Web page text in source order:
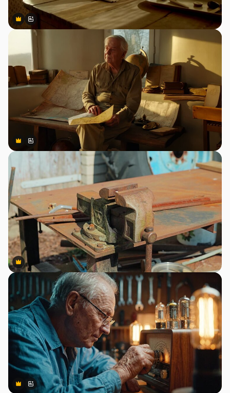
Premium
Premium
สร้างขึ้นโดย AI
Premium
Premium
สร้างขึ้นโดย AI
Premium
Premium
Premium
Premium
สร้างขึ้นโดย AI